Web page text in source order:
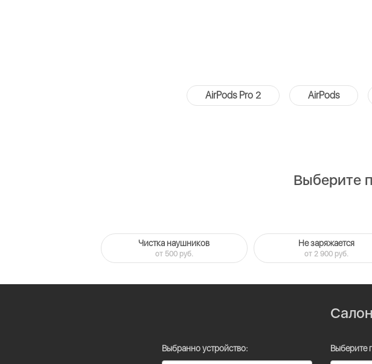
AirPods Pro 2 AirPods
Выберите
Чистка наушников
от 500 руб.
Не заряжается
от 2 900 руб.
Выбранно устройство: Выберите